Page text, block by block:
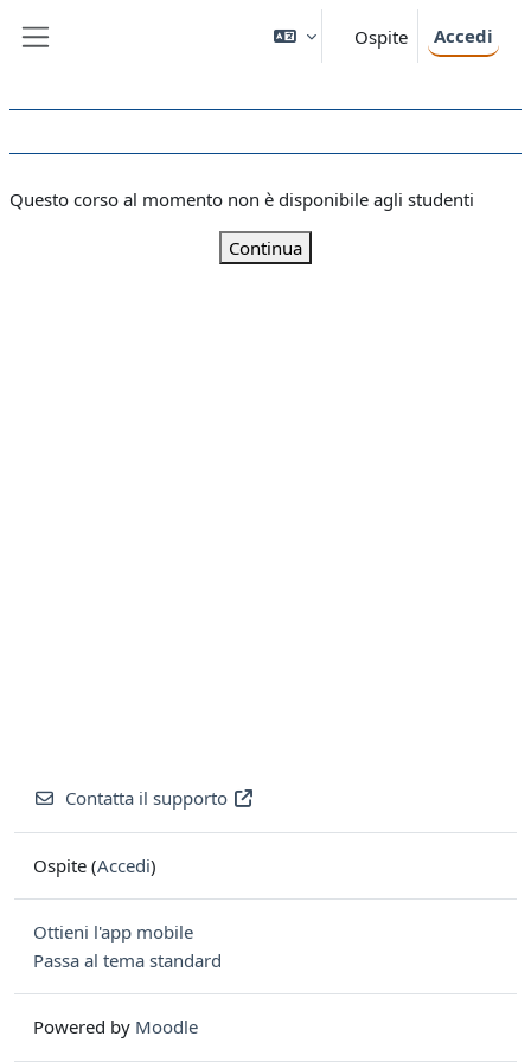
Ospite Accedi
Questo corso al momento non è disponibile agli studenti
Continua
Contatta il supporto
Ospite (Accedi)
Ottieni l'app mobile
Passa al tema standard
Powered by Moodle